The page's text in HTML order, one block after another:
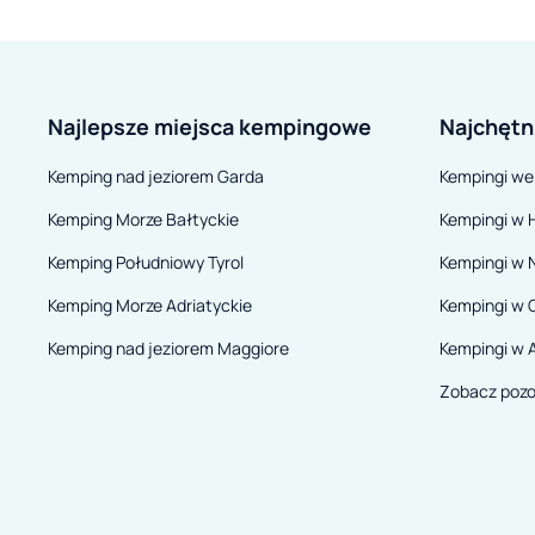
Pianacce
firmy
tej grupy
Camping
wysokim
lokalizacją i
Najlepsze miejsca kempingowe
Kemping nad jeziorem Garda
Kemping Morze Bałtyckie
Kemping Południowy Tyrol
Kemping Morze Adriatyckie
Kemping nad jeziorem Maggiore
Kempingi
Kempingi w
Kempingi w
Kempingi w
Kempingi w
Zobacz